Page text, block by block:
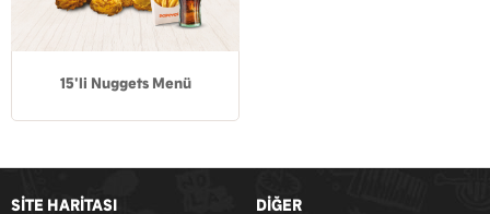
15'li Nuggets Menü
SİTE HARİTASI DİĞER